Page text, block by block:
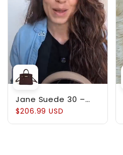
Jane Suede 30 –
Bolsa em Couro
$206.99 USD